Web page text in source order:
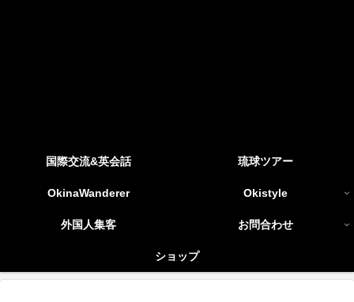
国際交流&英会話 琉球ツアー
OkinaWanderer Okistyle
外国人集客 お問合わせ
ショップ